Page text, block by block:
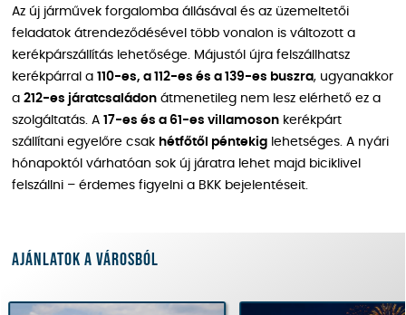
Az új járművek forgalomba állásával és az üzemeltetői
feladatok átrendeződésével több vonalon is változott a
kerékpárszállítás lehetősége. Májustól újra felszállhatsz
kerékpárral a 110-es, a 112-es és a 139-es buszra, ugyanakkor
a 212-es járatcsaládon átmenetileg nem lesz elérhető ez a
szolgáltatás. A 17-es és a 61-es villamoson kerékpárt
szállítani egyelőre csak hétfőtől péntekig lehetséges. A nyári
hónapoktól várhatóan sok új járatra lehet majd biciklivel
felszállni – érdemes figyelni a BKK bejelentéseit.
Ajánlatok a városból